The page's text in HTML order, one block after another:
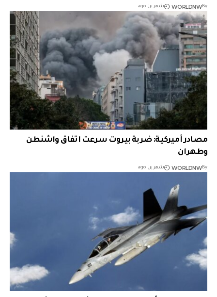
By
WORLDNW شهرين ago
مصادر أميركية: ضربة بيروت سرعت اتفاق واشنطن
وطهران
By
WORLDNW شهرين ago